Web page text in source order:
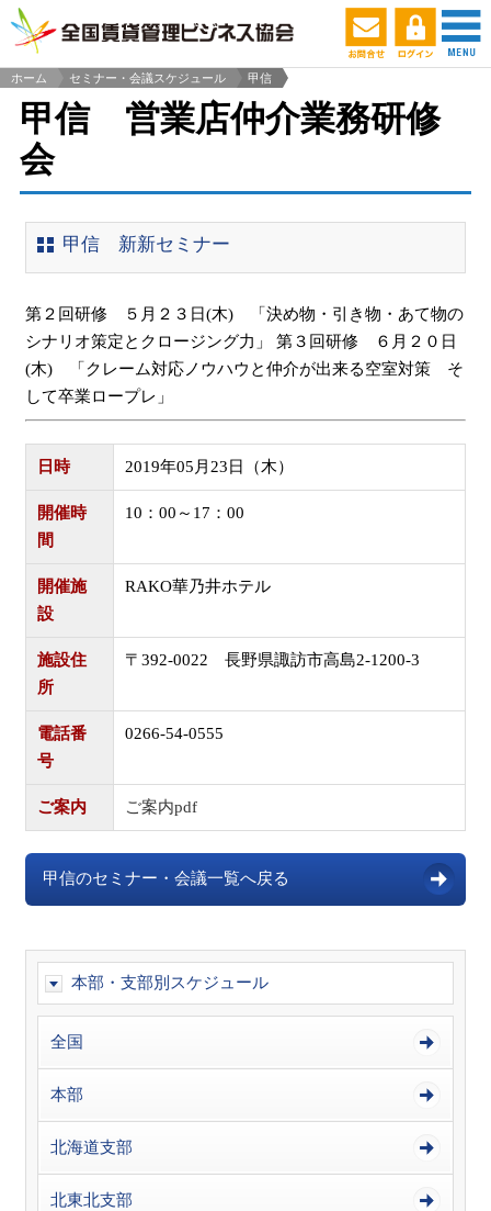
ホーム
セミナー・会議スケジュール
甲信
甲信 営業店仲介業務研修
会
甲信 新新セミナー
第２回研修 ５月２３日(木) 「決め物・引き物・あて物の
シナリオ策定とクロージング力」 第３回研修 ６月２０日
(木) 「クレーム対応ノウハウと仲介が出来る空室対策 そ
して卒業ロープレ」
日時 2019年05月23日（木）
開催時
間
10：00～17：00
開催施
設
RAKO華乃井ホテル
施設住
所
〒392-0022 長野県諏訪市高島2-1200-3
電話番
号
0266-54-0555
ご案内 ご案内pdf
甲信のセミナー・会議一覧へ戻る
本部・支部別スケジュール
全国
本部
北海道支部
北東北支部